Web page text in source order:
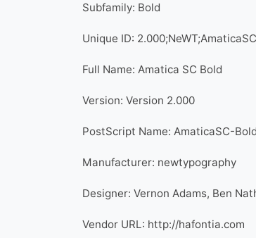
Subfamily: Bold
Unique ID:
Full Name: Amatica SC Bold
Version: Version 2.000
PostScript Name: AmaticaSC-Bold
Manufacturer: newtypography
Designer: Vernon Adams, Ben
Vendor URL: http://hafontia.com